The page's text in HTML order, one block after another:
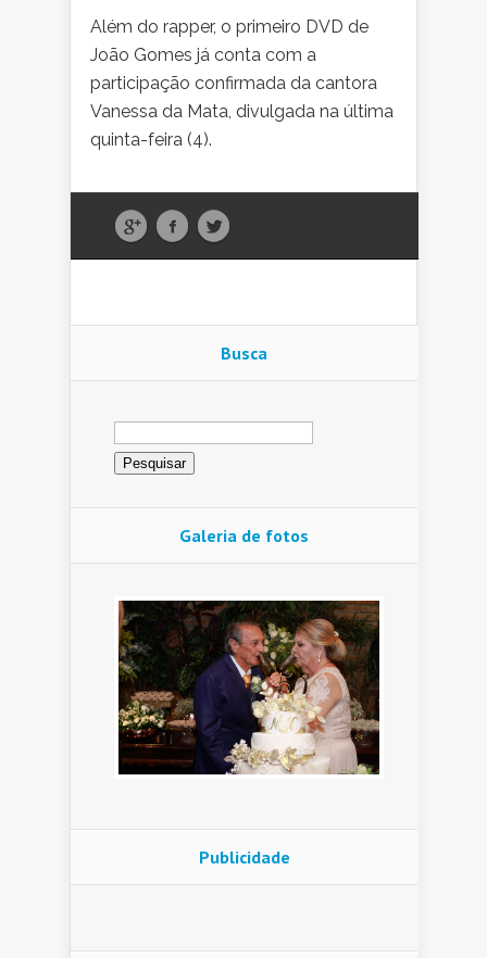
Além do rapper, o primeiro DVD de
João Gomes já conta com a
participação confirmada da cantora
Vanessa da Mata, divulgada na última
quinta-feira (4).
Busca
Pesquisar
por:
Galeria de fotos
Publicidade